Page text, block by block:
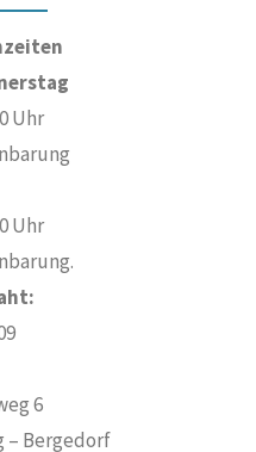
Uhr
Uhr
6
– Bergedorf